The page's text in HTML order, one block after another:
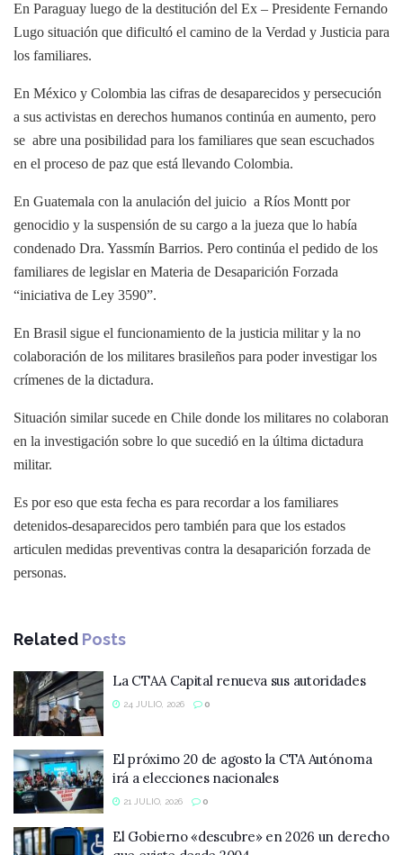
En Paraguay luego de la destitución del Ex – Presidente Fernando
Lugo situación que dificultó el camino de la Verdad y Justicia para
los familiares.
En México y Colombia las cifras de desaparecidos y persecución
a sus activistas en derechos humanos continúa en aumento, pero
se abre una posibilidad para los familiares que sean escuchados
en el proceso de paz que está llevando Colombia.
En Guatemala con la anulación del juicio a Ríos Montt por
genocidio y la suspensión de su cargo a la jueza que lo había
condenado Dra. Yassmín Barrios. Pero continúa el pedido de los
familiares de legislar en Materia de Desaparición Forzada
“iniciativa de Ley 3590”.
En Brasil sigue el funcionamiento de la justicia militar y la no
colaboración de los militares brasileños para poder investigar los
crímenes de la dictadura.
Situación similar sucede en Chile donde los militares no colaboran
en la investigación sobre lo que sucedió en la última dictadura
militar.
Es por eso que esta fecha es para recordar a los familiares
detenidos-desaparecidos pero también para que los estados
articulen medidas preventivas contra la desaparición forzada de
personas.
Related Posts
La CTAA Capital renueva sus autoridades
24 JULIO, 2026 0
El próximo 20 de agosto la CTA Autónoma
irá a elecciones nacionales
21 JULIO, 2026 0
El Gobierno «descubre» en 2026 un derecho